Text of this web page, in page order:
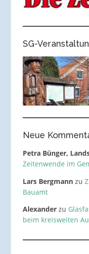
SG-
Neue
Petra Bünger,
Zeitenwende im
Lars Bergmannzu
Bauamt
Alexanderzu
beim kreisweiten